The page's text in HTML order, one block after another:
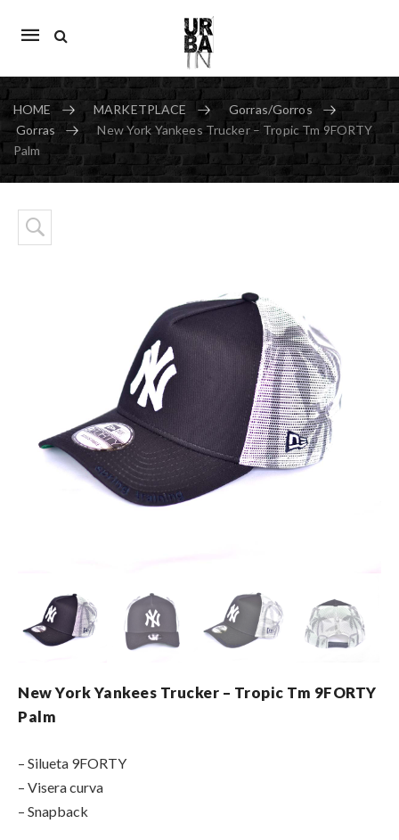
Mobile
HOME MARKETPLACE
Gorras/Gorros
Gorras
New York Yankees Trucker – Tropic Tm 9FORTY
Palm
Skip to content
New York Yankees Trucker – Tropic Tm 9FORTY
Palm
– Silueta 9FORTY
– Visera curva
– Snapback